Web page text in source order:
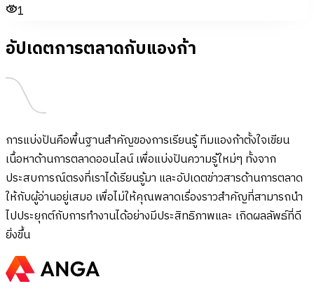
1
อัปเดตการตลาดกับแองก้า
การแบ่งปันคือพื้นฐานสำคัญของการเรียนรู้ ทีมแองก้าตั้งใจเขียน
เนื้อหาด้านการตลาดออนไลน์ เพื่อแบ่งปันความรู้ใหม่ๆ ทั้งจาก
ประสบการณ์ตรงที่เราได้เรียนรู้มา และอัปเดตข่าวสารด้านการตลาด
ให้กับผู้อ่านอยู่เสมอ เพื่อไม่ให้คุณพลาดเรื่องราวสำคัญที่สามารถนำ
ไปประยุกต์กับการทำงานได้อย่างมีประสิทธิภาพและ เกิดผลลัพธ์ที่ดี
ยิ่งขึ้น